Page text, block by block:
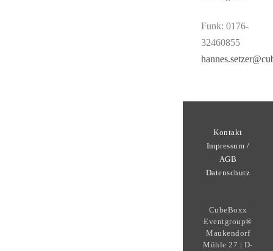
Funk: 0176-
32460855
Kontakt
Impressum /
AGB
Datenschutz
CubeBoxx
Eventgroup®
Maukendorf
Mühle 27 | D-